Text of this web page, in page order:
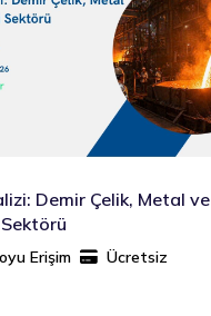
Demir Çelik, Metal ve
Erişim Ücretsiz